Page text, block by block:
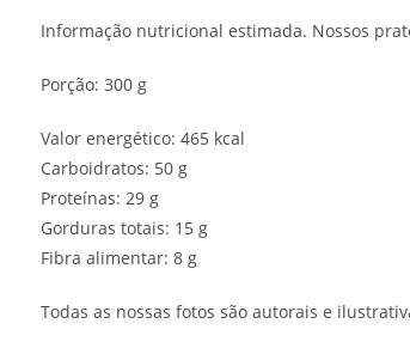
Informação nutricional estimada. Nossos
Porção: 300 g
Valor energético: 465 kcal
Carboidratos: 50 g
Proteínas: 29 g
Gorduras totais: 15 g
Fibra alimentar: 8 g
Todas as nossas fotos são autorais e